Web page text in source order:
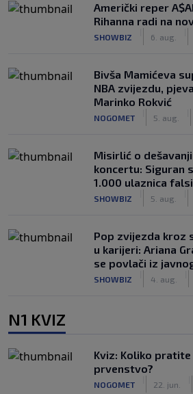
Američki reper
Rihanna radi na
SHOWBIZ 6. aug.
Bivša Mamićeva
NBA zvijezdu,
Marinko Rokvić
NOGOMET 5. aug.
Misirlić o
koncertu: Siguran
1.000 ulaznica
SHOWBIZ 5. aug.
Pop zvijezda kroz
u karijeri: Ariana
se povlači iz
SHOWBIZ 4. aug.
N1 KVIZ
Kviz: Koliko
prvenstvo?
NOGOMET 22. jun.